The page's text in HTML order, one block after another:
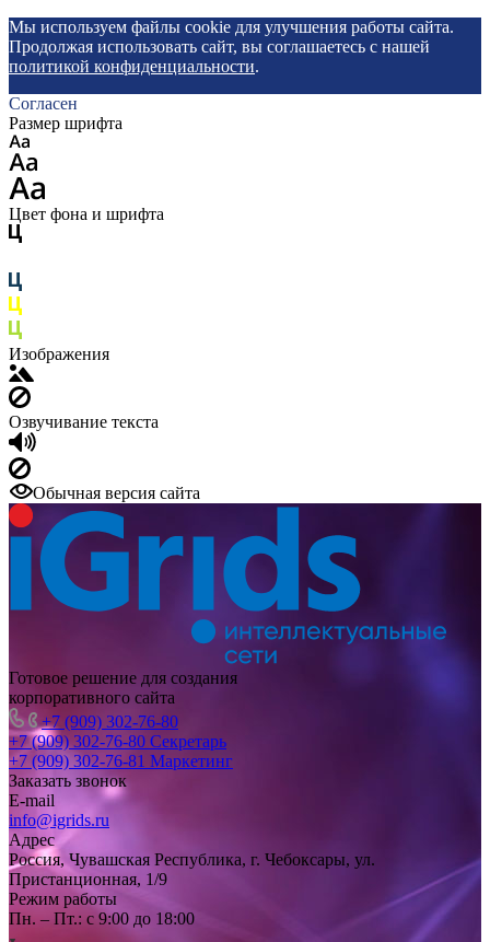
Мы используем файлы cookie для улучшения работы сайта.
Продолжая использовать сайт, вы соглашаетесь с нашей
политикой конфиденциальности.
Согласен
Размер шрифта
Цвет фона и шрифта
Изображения
Озвучивание текста
Обычная версия сайта
Готовое решение для создания
корпоративного сайта
+7 (909) 302-76-80
+7 (909) 302-76-80 Секретарь
+7 (909) 302-76-81 Маркетинг
Заказать звонок
E-mail
info@igrids.ru
Адрес
Россия, Чувашская Республика, г. Чебоксары, ул.
Пристанционная, 1/9
Режим работы
Пн. – Пт.: с 9:00 до 18:00